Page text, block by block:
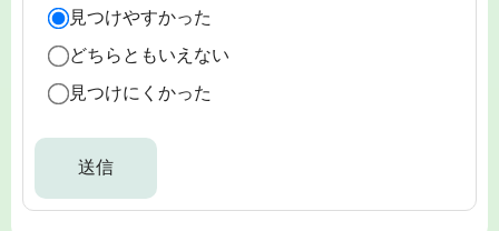
見つけやすかった
どちらともいえない
見つけにくかった